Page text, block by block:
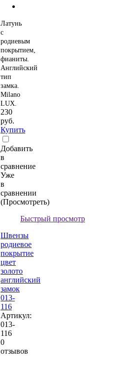
Латунь
с
родиевым
покрытием,
фианиты.
Английский
тип
замка.
Milano
LUX.
230
руб.
Купить
Добавить
в
сравнение
Уже
в
сравнении
(Просмотреть)
Быстрый просмотр
Швензы
родиевое
покрытие
цвет
золото
английский
замок
013-
116
Артикул:
013-
116
0
отзывов